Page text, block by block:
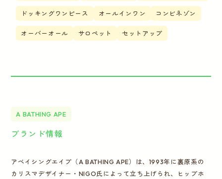
ドッキングワンピース オールインワン コンビネゾン
オーバーオール サロペット セットアップ
A BATHING APE
ブランド情報
アベイシングエイプ（A BATHING APE）は、1993年に裏原系の
カリスマデザイナー・NIGO氏によって立ち上げられ、ヒップホ